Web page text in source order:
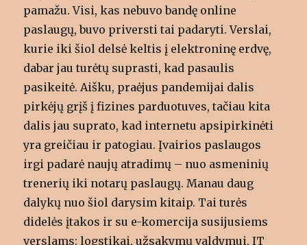
pamažu. Visi, kas nebuvo bandę online
paslaugų, buvo priversti tai padaryti. Verslai,
kurie iki šiol delsė keltis į elektroninę erdvę,
dabar jau turėtų suprasti, kad pasaulis
pasikeitė. Aišku, praėjus pandemijai dalis
pirkėjų grįš į fizines parduotuves, tačiau kita
dalis jau suprato, kad internetu apsipirkinėti
yra greičiau ir patogiau. Įvairios paslaugos
irgi padarė naujų atradimų – nuo asmeninių
trenerių iki notarų paslaugų. Manau daug
dalykų nuo šiol darysim kitaip. Tai turės
didelės įtakos ir su e-komercija susijusiems
verslams: logstikai, užsakymų valdymui, IT